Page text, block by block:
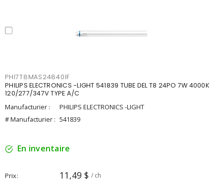
PHI7T8MAS24840IF
PHILIPS ELECTRONICS -LIGHT 541839 TUBE DEL T8 24PO 7W 4000K
120/277/347V TYPE A/C
Manufacturier :
PHILIPS ELECTRONICS -LIGHT
# Manufacturier : 541839
En inventaire
Prix 11,49 $ / ch